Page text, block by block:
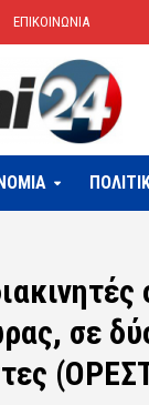
ΕΠΙΚΟΙΝΩΝΙΑ
σε